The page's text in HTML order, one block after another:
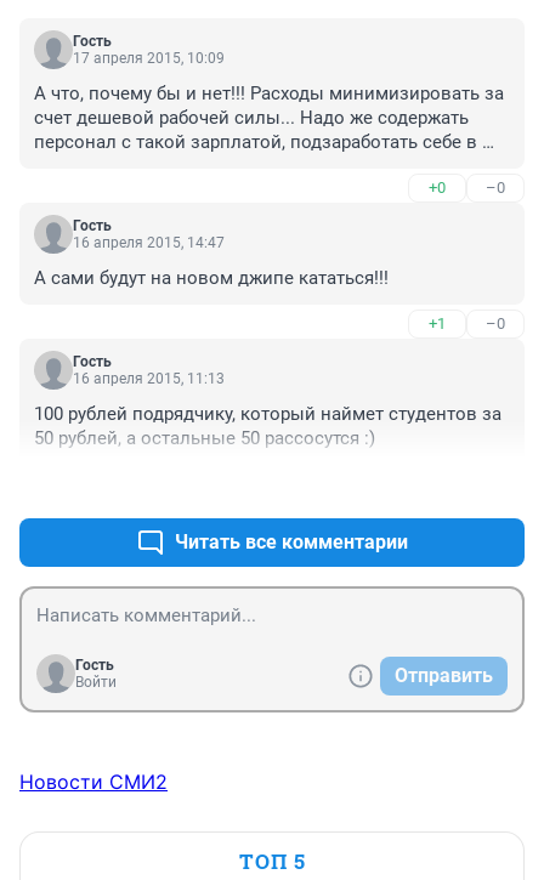
Гость
17 апреля 2015, 10:09
А что, почему бы и нет!!! Расходы минимизировать за
счет дешевой рабочей силы... Надо же содержать
персонал с такой зарплатой, подзаработать себе в
+0 –0
Гость
16 апреля 2015, 14:47
А сами будут на новом джипе кататься!!!
+1 –0
Гость
16 апреля 2015, 11:13
100 рублей подрядчику, который наймет студентов за
50 рублей, а остальные 50 рассосутся :)
Читать все комментарии
Гость
Войти
Отправить
Новости СМИ2
ТОП 5